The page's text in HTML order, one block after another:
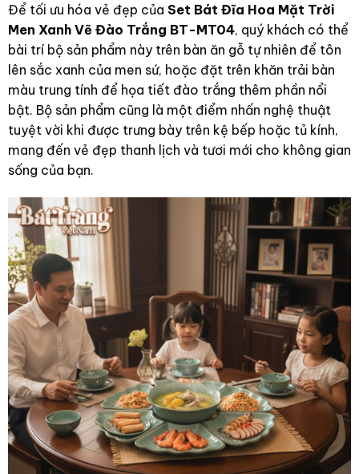
Để tối ưu hóa vẻ đẹp của Set Bát Đĩa Hoa Mặt Trời
Men Xanh Vẽ Đào Trắng BT-MT04, quý khách có thể
bài trí bộ sản phẩm này trên bàn ăn gỗ tự nhiên để tôn
lên sắc xanh của men sứ, hoặc đặt trên khăn trải bàn
màu trung tính để họa tiết đào trắng thêm phần nổi
bật. Bộ sản phẩm cũng là một điểm nhấn nghệ thuật
tuyệt vời khi được trưng bày trên kệ bếp hoặc tủ kính,
mang đến vẻ đẹp thanh lịch và tươi mới cho không gian
sống của bạn.